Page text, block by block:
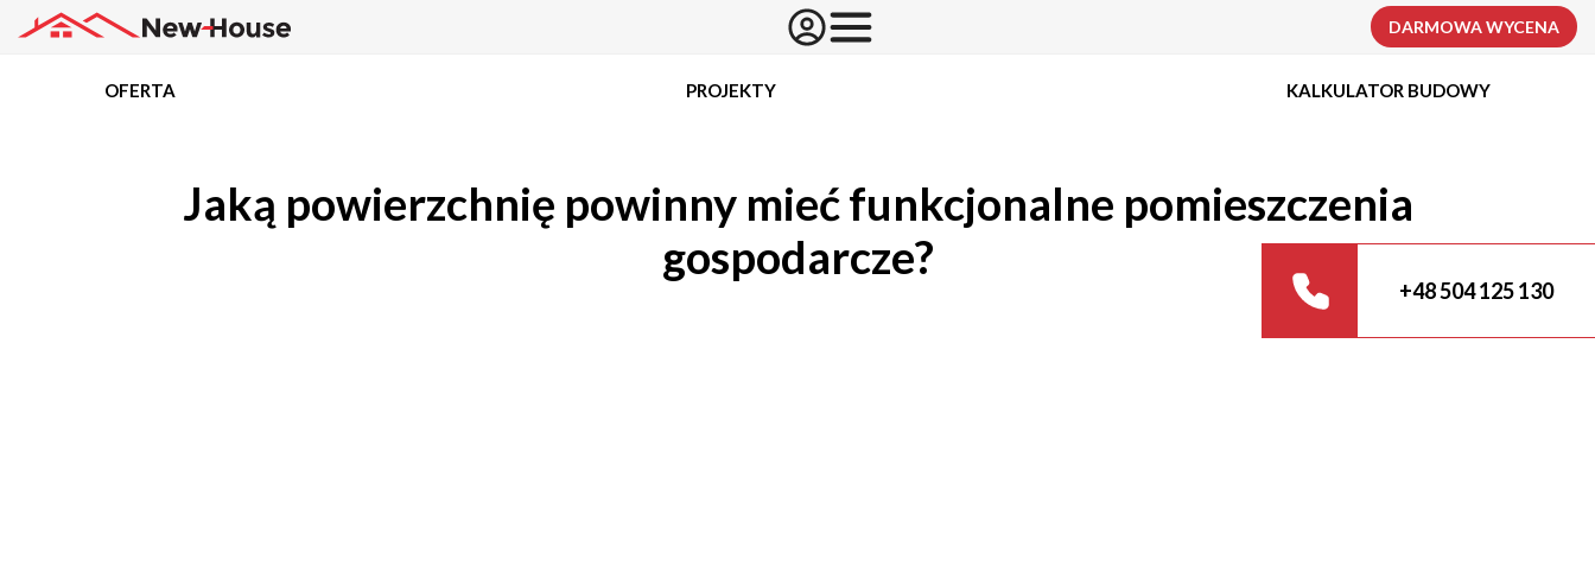
DARMOWA WYCENA
OFERTA PROJEKTY KALKULATOR BUDOWY
Jaką powierzchnię powinny mieć funkcjonalne pomieszczenia
gospodarcze?
+48 504 125 130